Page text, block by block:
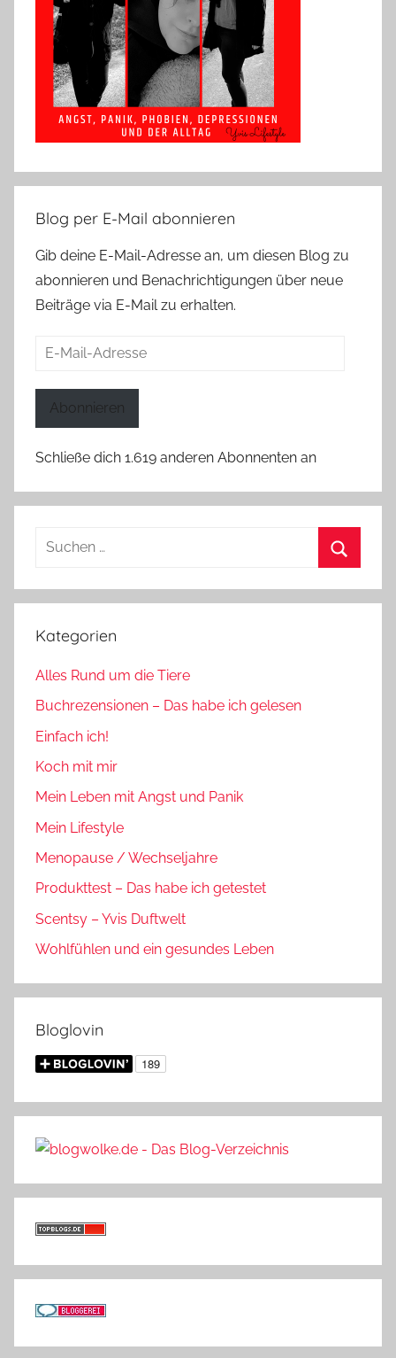
Blog per E-Mail abonnieren
Gib deine E-Mail-Adresse an, um diesen Blog zu
abonnieren und Benachrichtigungen über neue
Beiträge via E-Mail zu erhalten.
E-
Abonnieren
Schließe dich 1.619 anderen Abonnenten an
Suchen
Kategorien
Alles Rund um die Tiere
Buchrezensionen – Das habe ich gelesen
Einfach ich!
Koch mit mir
Mein Leben mit Angst und Panik
Mein Lifestyle
Menopause / Wechseljahre
Produkttest – Das habe ich getestet
Scentsy – Yvis Duftwelt
Wohlfühlen und ein gesundes Leben
Bloglovin